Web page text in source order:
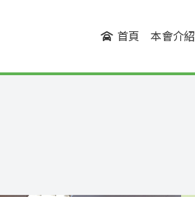
首頁 本會介紹